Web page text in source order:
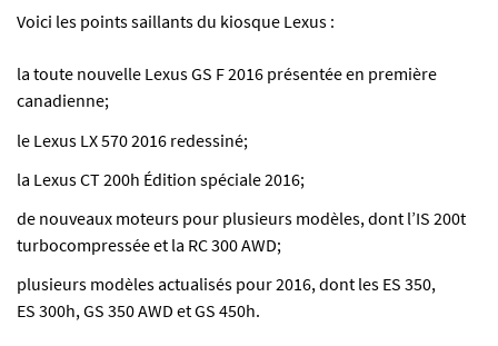
Voici les points saillants du kiosque Lexus :
la toute nouvelle Lexus GS F 2016 présentée en première
canadienne;
le Lexus LX 570 2016 redessiné;
la Lexus CT 200h Édition spéciale 2016;
de nouveaux moteurs pour plusieurs modèles, dont l’IS 200t
turbocompressée et la RC 300 AWD;
plusieurs modèles actualisés pour 2016, dont les ES 350,
ES 300h, GS 350 AWD et GS 450h.